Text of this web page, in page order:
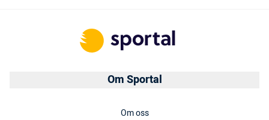
Om Sportal
Om oss